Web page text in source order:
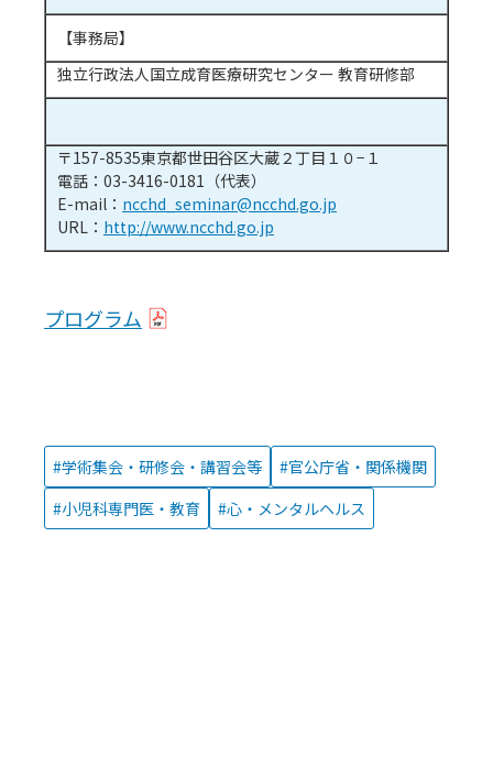
【事務局】
独立行政法人国立成育医療研究センター 教育研修部
〒157-8535東京都世田谷区大蔵２丁目１０−１
電話：03-3416-0181（代表）
E-mail： ncchd_seminar@ncchd.go.jp
URL： http://www.ncchd.go.jp
プログラム
学術集会・研修会・講習会等
官公庁省・関係機関
小児科専門医・教育
心・メンタルヘルス